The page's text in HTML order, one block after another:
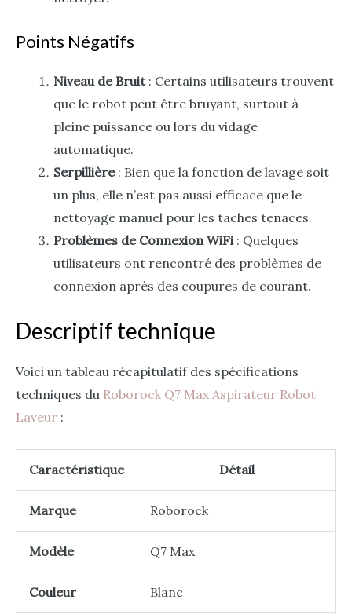
Points Négatifs
Niveau de Bruit: Certains utilisateurs trouvent
que le robot peut être bruyant, surtout à
pleine puissance ou lors du vidage
automatique.
Serpillière: Bien que la fonction de lavage soit
un plus, elle n’est pas aussi efficace que le
nettoyage manuel pour les taches tenaces.
Problèmes de Connexion WiFi: Quelques
utilisateurs ont rencontré des problèmes de
connexion après des coupures de courant.
Descriptif technique
Voici un tableau récapitulatif des spécifications
techniques du Roborock Q7 Max Aspirateur Robot
Laveur :
Caractéristique Détail
Marque Roborock
Modèle Q7 Max
Couleur Blanc